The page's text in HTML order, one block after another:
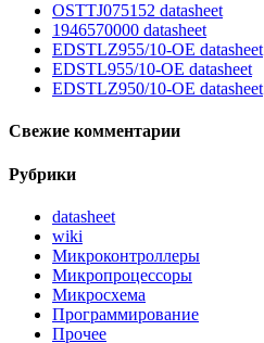
OSTTJ075152 datasheet
1946570000 datasheet
EDSTLZ955/10-OE datasheet
EDSTL955/10-OE datasheet
EDSTLZ950/10-OE datasheet
Свежие комментарии
Рубрики
datasheet
wiki
Микроконтроллеры
Микропроцессоры
Микросхема
Программирование
Прочее